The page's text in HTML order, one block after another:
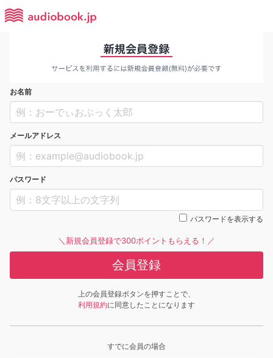
お名前
メールアドレス
パスワード
パスワードを表示する
＼新規会員登録で300ポイントもらえる！／
会員登録
上の会員登録ボタンを押すことで、
利用規約に同意したことになります
すでに会員の場合